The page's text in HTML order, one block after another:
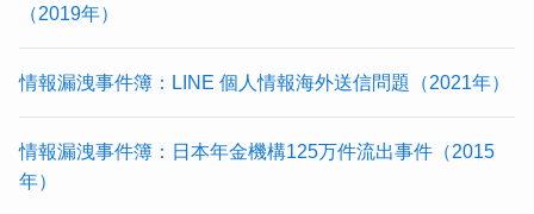
（2019年）
情報漏洩事件簿：LINE 個人情報海外送信問題（2021年）
情報漏洩事件簿：日本年金機構125万件流出事件（2015
年）